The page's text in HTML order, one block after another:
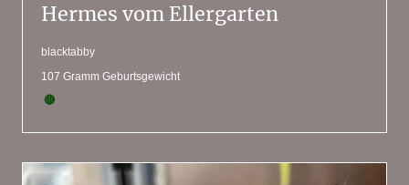
Hermes vom Ellergarten
blacktabby
107 Gramm Geburtsgewicht
🔴